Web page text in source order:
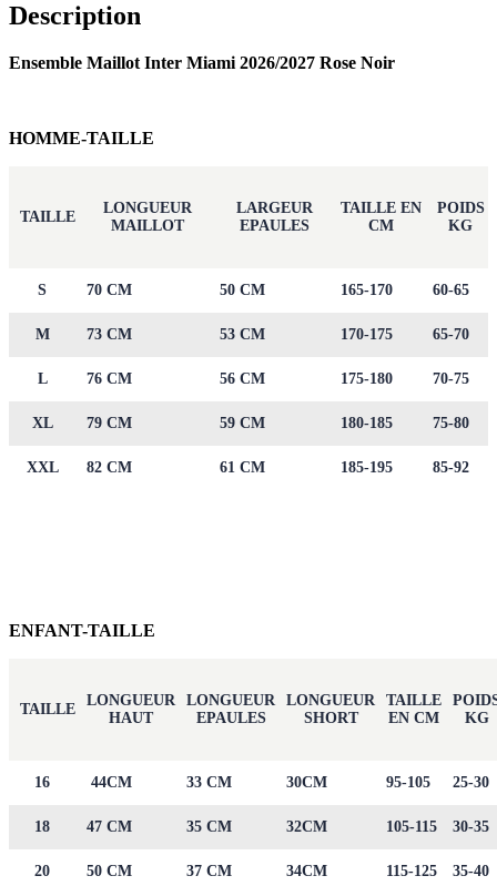
Description
Ensemble Maillot Inter Miami 2026/2027 Rose Noir
HOMME-TAILLE
TAILLE
LONGUEUR
MAILLOT
LARGEUR
EPAULES
TAILLE EN
CM
POIDS
KG
S 70 CM 50 CM 165-170 60-65
M 73 CM 53 CM 170-175 65-70
L 76 CM 56 CM 175-180 70-75
XL 79 CM 59 CM 180-185 75-80
XXL 82 CM 61 CM 185-195 85-92
ENFANT-TAILLE
TAILLE
LONGUEUR
HAUT
LONGUEUR
EPAULES
LONGUEUR
SHORT
TAILLE
EN CM
KG
16 44CM 33 CM 30CM 95-105 25-30
18 47 CM 35 CM 32CM 105-115 30-35
20 50 CM 37 CM 34CM 115-125 35-40